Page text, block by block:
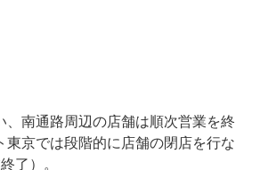
南通路周辺の店舗は順次営業を終
東京では段階的に店舗の閉店を行な
了）。